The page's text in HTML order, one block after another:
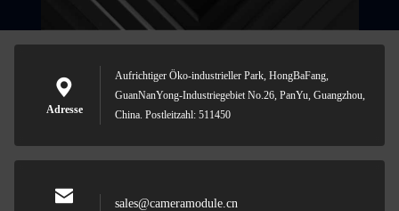
Adresse
Aufrichtiger Öko-industrieller Park, HongBaFang,
GuanNanYong-Industriegebiet No.26, PanYu, Guangzhou,
China. Postleitzahl: 511450
sales@cameramodule.cn